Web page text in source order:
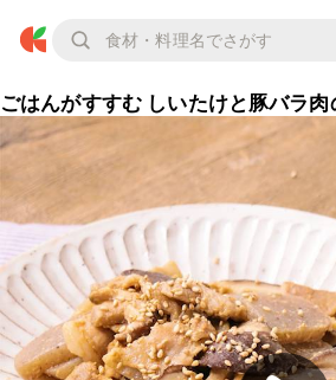
ごはんがすすむ しいたけと豚バラ